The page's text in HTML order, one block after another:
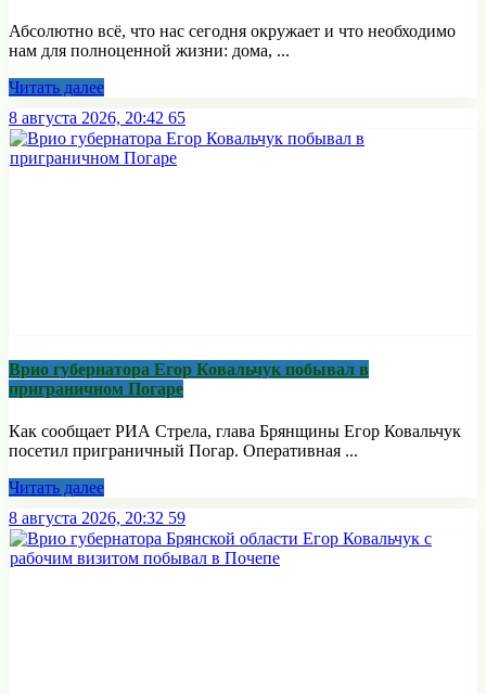
Абсолютно всё, что нас сегодня окружает и что необходимо
нам для полноценной жизни: дома, ...
Читать далее
8 августа 2026, 20:42 65
Врио губернатора Егор Ковальчук побывал в
приграничном Погаре
Как сообщает РИА Стрела, глава Брянщины Егор Ковальчук
посетил приграничный Погар. Оперативная ...
Читать далее
8 августа 2026, 20:32 59